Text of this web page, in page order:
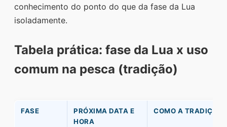
conhecimento do ponto do que da fase da Lua
isoladamente.
Tabela prática: fase da Lua x uso
comum na pesca (tradição)
FASE
PRÓXIMA DATA E
HORA
COMO A TRADIÇÃO